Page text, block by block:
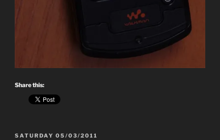
Share this:
POSTED
SATURDAY 05/03/2011